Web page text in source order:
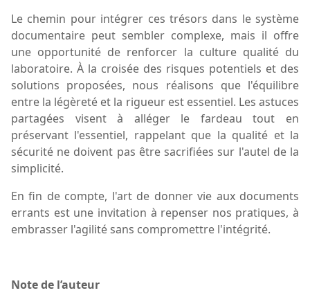
Le chemin pour intégrer ces trésors dans le système
documentaire peut sembler complexe, mais il offre
une opportunité de renforcer la culture qualité du
laboratoire. À la croisée des risques potentiels et des
solutions proposées, nous réalisons que l'équilibre
entre la légèreté et la rigueur est essentiel. Les astuces
partagées visent à alléger le fardeau tout en
préservant l'essentiel, rappelant que la qualité et la
sécurité ne doivent pas être sacrifiées sur l'autel de la
simplicité.
En fin de compte, l'art de donner vie aux documents
errants est une invitation à repenser nos pratiques, à
embrasser l'agilité sans compromettre l'intégrité.
Note de l’auteur